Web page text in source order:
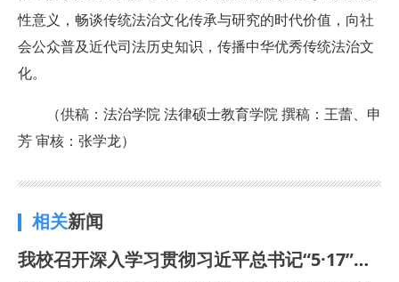
性意义，畅谈传统法治文化传承与研究的时代价值，向社
会公众普及近代司法历史知识，传播中华优秀传统法治文
化。
（供稿：法治学院 法律硕士教育学院 撰稿：王蕾、申
芳 审核：张学龙）
相关新闻
我校召开深入学习贯彻习近平总书记“5·17”重要讲话精神座谈会